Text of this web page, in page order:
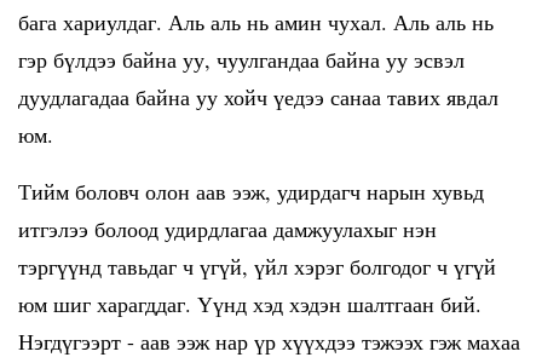
бага хариулдаг. Аль аль нь амин чухал. Аль аль нь
гэр бүлдээ байна уу, чуулгандаа байна уу эсвэл
дуудлагадаа байна уу хойч үедээ санаа тавих явдал
юм.
Тийм боловч олон аав ээж, удирдагч нарын хувьд
итгэлээ болоод удирдлагаа дамжуулахыг нэн
тэргүүнд тавьдаг ч үгүй, үйл хэрэг болгодог ч үгүй
юм шиг харагддаг. Үүнд хэд хэдэн шалтгаан бий.
Нэгдүгээрт - аав ээж нар үр хүүхдээ тэжээх гэж махаа